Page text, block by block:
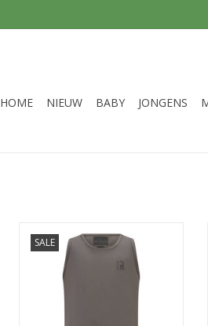
HOME NIEUW BABY JONGENS
SALE
collectie -
TOEVOEGEN AAN WINKELWAGEN